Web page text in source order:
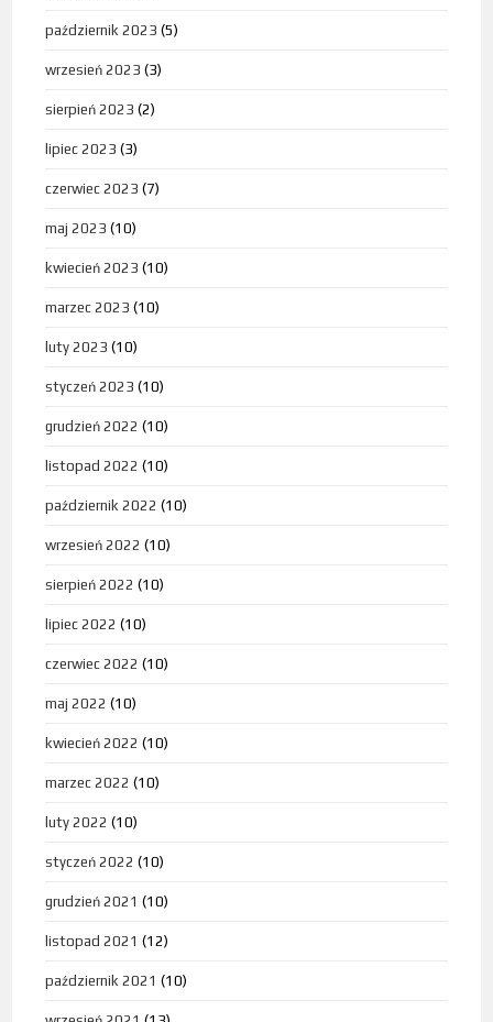
październik 2023 (5)
wrzesień 2023 (3)
sierpień 2023 (2)
lipiec 2023 (3)
czerwiec 2023 (7)
maj 2023 (10)
kwiecień 2023 (10)
marzec 2023 (10)
luty 2023 (10)
styczeń 2023 (10)
grudzień 2022 (10)
listopad 2022 (10)
październik 2022 (10)
wrzesień 2022 (10)
sierpień 2022 (10)
lipiec 2022 (10)
czerwiec 2022 (10)
maj 2022 (10)
kwiecień 2022 (10)
marzec 2022 (10)
luty 2022 (10)
styczeń 2022 (10)
grudzień 2021 (10)
listopad 2021 (12)
październik 2021 (10)